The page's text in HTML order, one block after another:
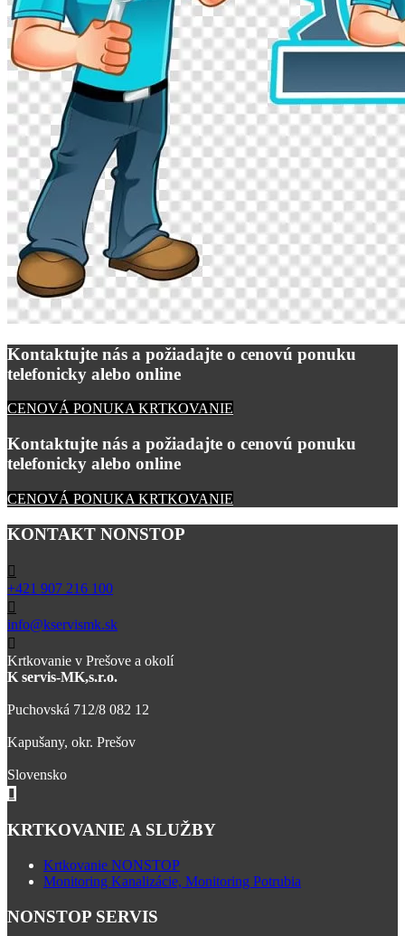
Kontaktujte nás a požiadajte o cenovú ponuku
telefonicky alebo online
CENOVÁ PONUKA KRTKOVANIE
Kontaktujte nás a požiadajte o cenovú ponuku
telefonicky alebo online
CENOVÁ PONUKA KRTKOVANIE
KONTAKT NONSTOP
+421 907 216 100
info@kservismk.sk
Krtkovanie v Prešove a okolí
K servis-MK,s.r.o.
Puchovská 712/8 082 12
Kapušany, okr. Prešov
Slovensko
KRTKOVANIE A SLUŽBY
Krtkovanie NONSTOP
Monitoring Kanalizácie, Monitoring Potrubia
NONSTOP SERVIS